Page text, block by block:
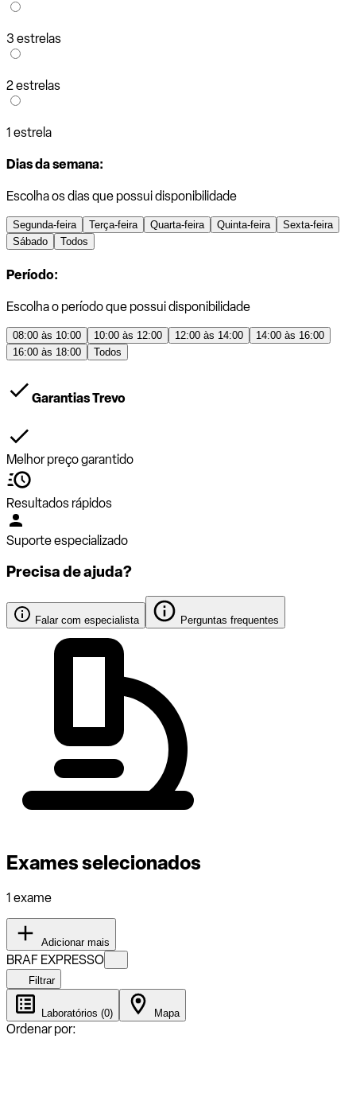
3 estrelas
2 estrelas
1 estrela
Dias da semana:
Escolha os dias que possui disponibilidade
Segunda-feira Terça-feira Quarta-feira Quinta-feira
Sexta-feira
Sábado
Todos
Período:
Escolha o período que possui disponibilidade
08:00 às 10:00 10:00 às 12:00 12:00 às 14:00
14:00 às 16:00
16:00 às 18:00
Todos
Garantias Trevo
Melhor preço garantido
Resultados rápidos
Suporte especializado
Precisa de ajuda?
Falar com especialista Perguntas frequentes
Exames selecionados
1 exame
Adicionar mais
BRAF EXPRESSO
Filtrar
Laboratórios (0) Mapa
Ordenar por: